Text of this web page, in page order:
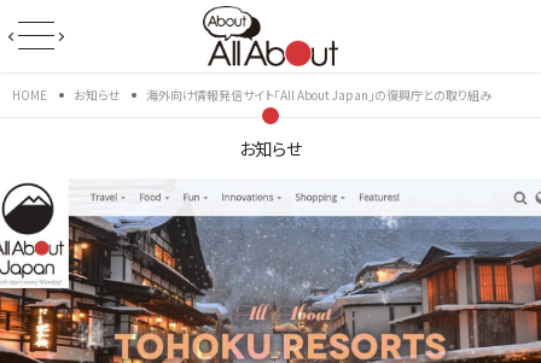
HOME お知らせ 海外向け情報発信サイト「All About Japan」の復興庁との取り組み
お知らせ